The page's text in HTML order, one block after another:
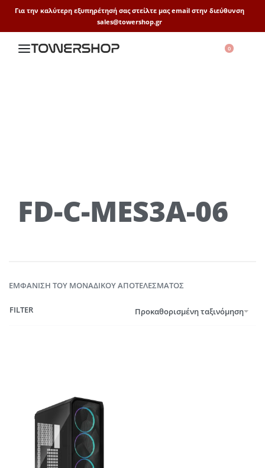
Για την καλύτερη εξυπηρέτησή σας στείλτε μας email στην διεύθυνση
sales@towershop.gr
0
FD-C-MES3A-06
ΕΜΦΆΝΙΣΗ ΤΟΥ ΜΟΝΑΔΙΚΟΎ ΑΠΟΤΕΛΈΣΜΑΤΟΣ
Προκαθορισμένη ταξινόμηση
FILTER